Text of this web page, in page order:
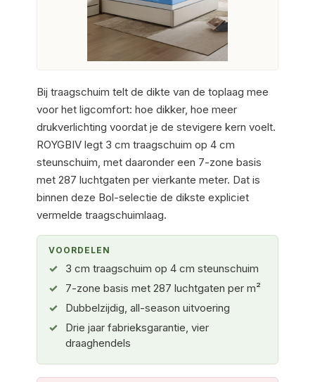
Bij traagschuim telt de dikte van de toplaag mee
voor het ligcomfort: hoe dikker, hoe meer
drukverlichting voordat je de stevigere kern voelt.
ROYGBIV legt 3 cm traagschuim op 4 cm
steunschuim, met daaronder een 7-zone basis
met 287 luchtgaten per vierkante meter. Dat is
binnen deze Bol-selectie de dikste expliciet
vermelde traagschuimlaag.
VOORDELEN
3 cm traagschuim op 4 cm steunschuim
7-zone basis met 287 luchtgaten per m²
Dubbelzijdig, all-season uitvoering
Drie jaar fabrieksgarantie, vier
draaghendels